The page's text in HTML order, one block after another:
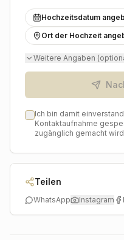
bleiben. Sie erwartet
und ein Ergebnis, das
wird.
Hochzeitsdatum
Ort der Hochzeit
Weitere Angaben
Ich bin damit
Kontaktaufnahme
zugänglich gemacht
Teilen
WhatsApp Instagram